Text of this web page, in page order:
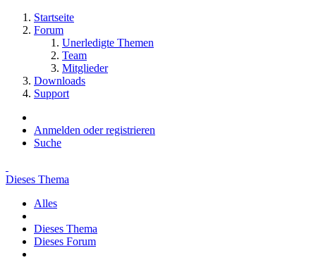
Startseite
Forum
Unerledigte Themen
Team
Mitglieder
Downloads
Support
Anmelden oder registrieren
Suche
Dieses Thema
Alles
Dieses Thema
Dieses Forum